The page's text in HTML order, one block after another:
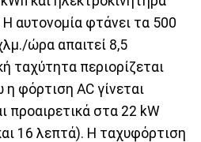
αυτονομία φτάνει τα 500
ώρα απαιτεί 8,5
ταχύτητα περιορίζεται
φόρτιση AC γίνεται
προαιρετικά στα 22 kW
16 λεπτά). Η ταχυφόρτιση